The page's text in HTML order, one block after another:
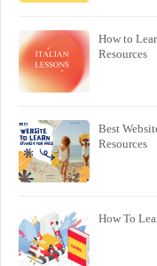
How to
Resources
Best
Resources
How To